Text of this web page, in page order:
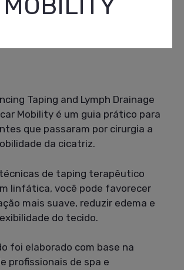
Taping and Lymph Drainage
Mobility é um guia prático para
que passaram por cirurgia a
da cicatriz.
de taping terapêutico
linfática, você pode favorecer
mais suave, reduzir edema e
do tecido.
foi elaborado com base na
profissionais de spa e